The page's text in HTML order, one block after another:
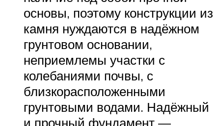
основы, поэтому конструкции из
камня нуждаются в надёжном
грунтовом основании,
неприемлемы участки с
колебаниями почвы, с
близкорасположенными
грунтовыми водами. Надёжный
и прочный фундамент —